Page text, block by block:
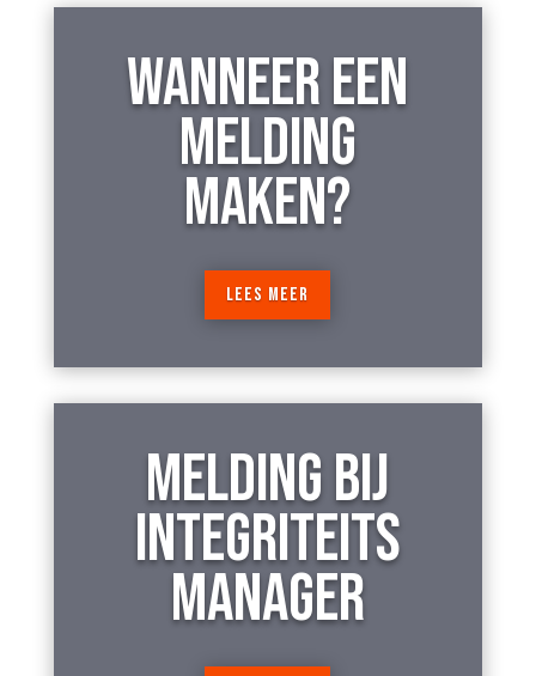
WANNEER EEN
MELDING
MAKEN?
LEES MEER
MELDING BIJ
INTEGRITEITS
MANAGER